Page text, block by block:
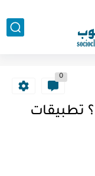
0
تطبيقات